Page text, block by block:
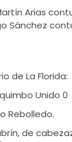
Arias
Sánchez
de La Florida:
Unido 0
Rebolledo.
de